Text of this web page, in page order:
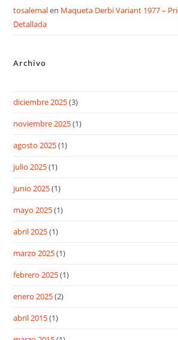
tosalemalen Maqueta Derbi Variant 1977 –
Detallada
Archivo
diciembre 2025(3)
noviembre 2025(1)
agosto 2025(1)
julio 2025(1)
junio 2025(1)
mayo 2025(1)
abril 2025(1)
marzo 2025(1)
febrero 2025(1)
enero 2025(2)
abril 2015(1)